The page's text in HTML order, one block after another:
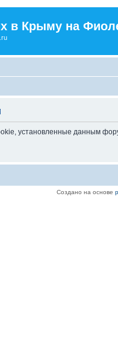
в Крыму на
установленные данным
Создано на основе